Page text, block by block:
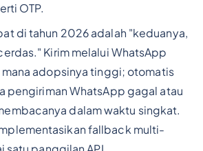
OTP.
di tahun 2026 adalah "keduanya,
Kirim melalui WhatsApp
adopsinya tinggi; otomatis
pengiriman WhatsApp gagal atau
dalam waktu singkat.
fallback multi-